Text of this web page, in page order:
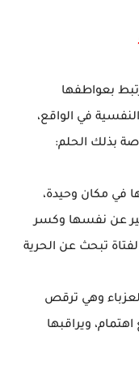
بعواطفها
في الواقع،
بذلك الحلم:
في مكان وحيدة،
عن نفسها وكسر
تبحث عن الحرية
وهي ترقص
ويراقبها